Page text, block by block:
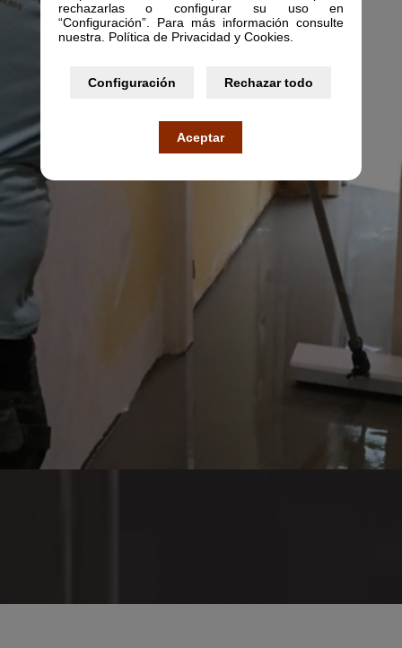
rechazarlas o configurar su uso en
“Configuración”. Para más información consulte
nuestra. Política de Privacidad y Cookies.
Configuración Rechazar todo
Aceptar